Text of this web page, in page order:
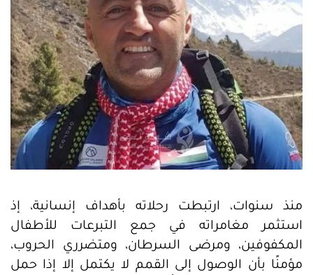
منذ سنوات، ارتبطت رحلاته بأهداف إنسانية، إذ
استثمر مغامراته في جمع التبرعات للأطفال
المكفوفين، ومرضى السرطان، ومتضرري الحروب،
مؤمنًا بأن الوصول إلى القمم لا يكتمل إلا إذا حمل